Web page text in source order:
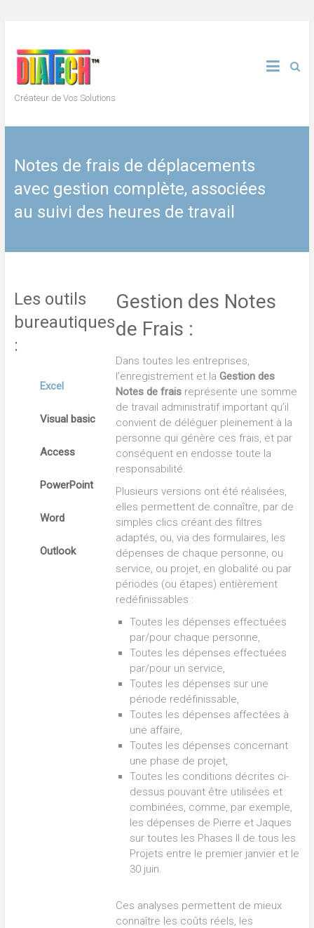
content
Créateur de Vos Solutions
Notes de frais de déplacements
avec gestion complète, associées
au suivi des heures de travail
Gestion des Notes
de Frais :
Dans toutes les entreprises,
l’enregistrement et la Gestion des
Notes de fraisreprésente une somme
de travail administratif important qu’il
convient de déléguer pleinement à la
personne qui génère ces frais, et par
conséquent en endosse toute la
responsabilité.
Plusieurs versions ont été réalisées,
elles permettent de connaître, par de
simples clics créant des filtres
adaptés, ou, via des formulaires, les
dépenses de chaque personne, ou
service, ou projet, en globalité ou par
périodes (ou étapes) entièrement
redéfinissables :
Toutes les dépenses effectuées
par/pour chaque personne,
Toutes les dépenses effectuées
par/pour un service,
Toutes les dépenses sur une
période redéfinissable,
Toutes les dépenses affectées à
une affaire,
Toutes les dépenses concernant
une phase de projet,
Toutes les conditions décrites ci-
dessus pouvant être utilisées et
combinées, comme, par exemple,
les dépenses de Pierre et Jaques
sur toutes les Phases II de tous les
Projets entre le premier janvier et le
30 juin.
Ces analyses permettent de mieux
connaître les coûts réels, les
Les outils
bureautiques
:
Excel
Visual basic
Access
PowerPoint
Word
Outlook